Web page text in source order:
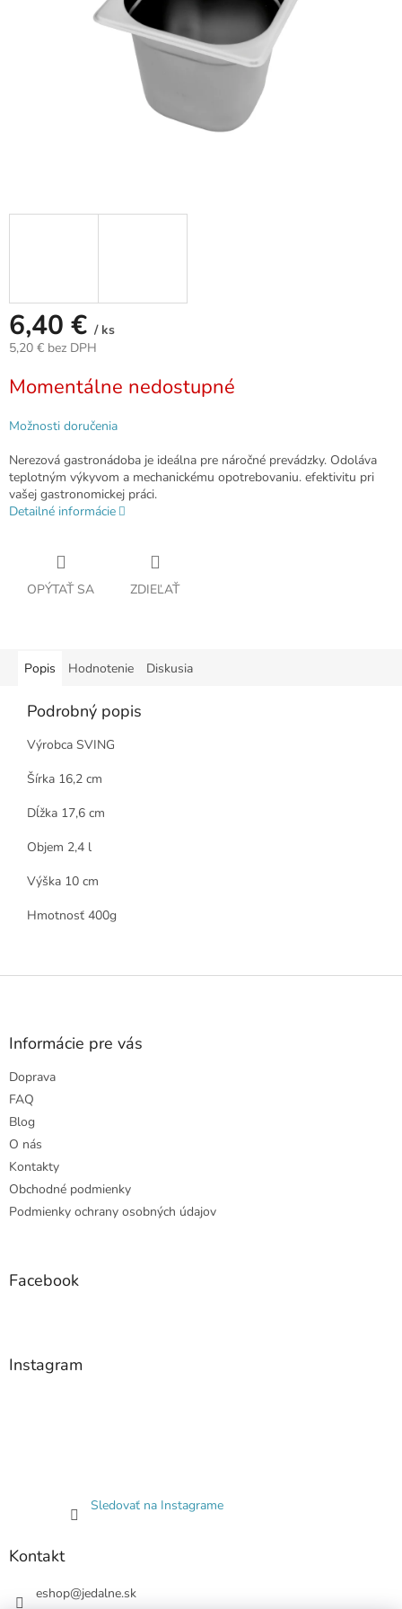
6,40 € / ks
5,20 € bez DPH
cena:
Momentálne nedostupné
Možnosti doručenia
Nerezová gastronádoba je ideálna pre náročné prevádzky. Odoláva
teplotným výkyvom a mechanickému opotrebovaniu. efektivitu pri
vašej gastronomickej práci.
Detailné informácie
OPÝTAŤ SA ZDIEĽAŤ
Popis Hodnotenie Diskusia
Podrobný popis
Výrobca SVING
Šírka 16,2 cm
Dĺžka 17,6 cm
Objem 2,4 l
Výška 10 cm
Hmotnosť 400g
Z
Informácie pre vás
Doprava
FAQ
Blog
O nás
Kontakty
Obchodné podmienky
Podmienky ochrany osobných údajov
Facebook
Instagram
Sledovať na Instagrame
Kontakt
eshop@jedalne.sk